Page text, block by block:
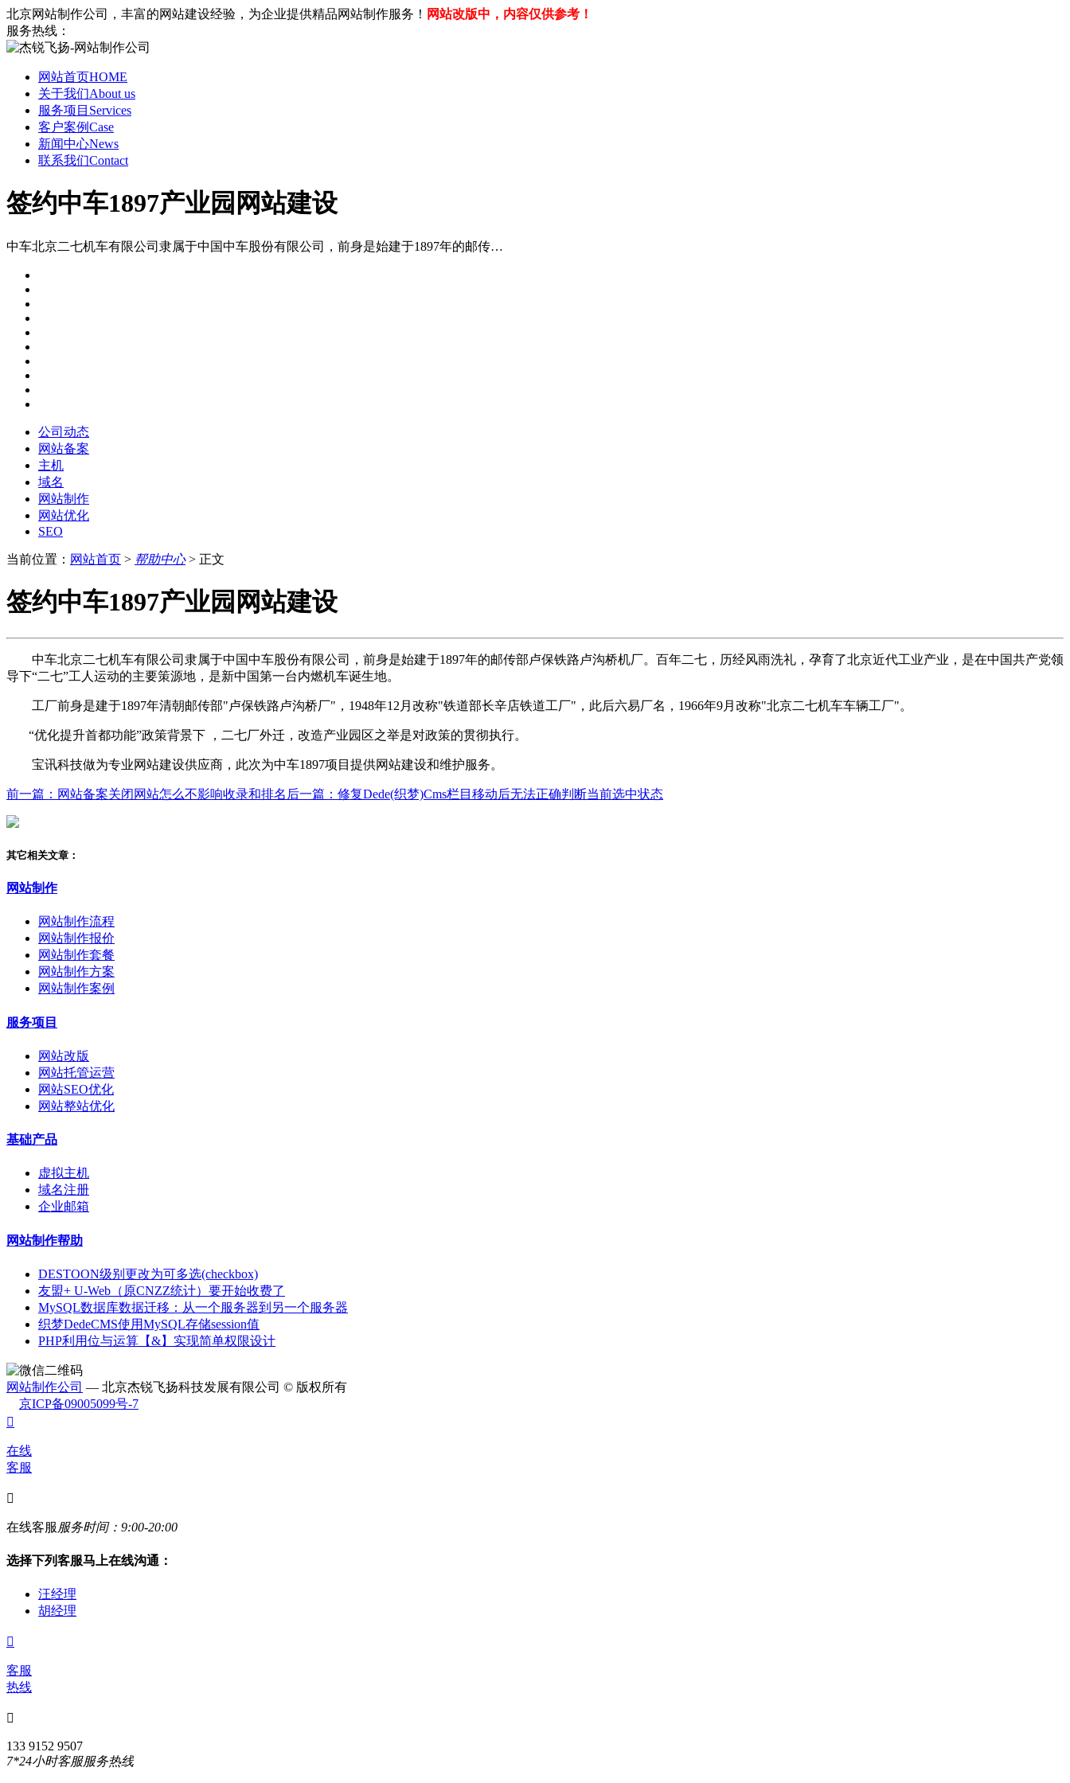
北京网站制作公司，丰富的网站建设经验，为企业提供精品网站制作服务！ 网站改版中，内容仅供参考！
服务热线：
网站首页HOME
关于我们About us
服务项目 Services
客户案例Case
新闻中心News
联系我们Contact
签约中车1897产业园网站建设
中车北京二七机车有限公司隶属于中国中车股份有限公司，前身是始建于1897年的邮传…
公司动态
网站备案
主机
域名
网站制作
网站优化
SEO
当前位置： 网站首页 > 帮助中心> 正文
签约中车1897产业园网站建设
中车北京二七机车有限公司隶属于中国中车股份有限公司，前身是始建于1897年的邮传部卢保铁路卢沟桥机厂。百年二七，历经风雨洗礼，孕育了北京近代工业产业，是在中国共产党领
导下“二七”工人运动的主要策源地，是新中国第一台内燃机车诞生地。
工厂前身是建于1897年清朝邮传部"卢保铁路卢沟桥厂"，1948年12月改称"铁道部长辛店铁道工厂"，此后六易厂名，1966年9月改称"北京二七机车车辆工厂"。
“优化提升首都功能”政策背景下 ，二七厂外迁，改造产业园区之举是对政策的贯彻执行。
宝讯科技做为专业网站建设供应商，此次为中车1897项目提供网站建设和维护服务。
前一篇：网站备案关闭网站怎么不影响收录和排名 后一篇：修复Dede(织梦)Cms栏目移动后无法正确判断当前选中状态
其它相关文章：
网站制作
网站制作流程
网站制作报价
网站制作套餐
网站制作方案
网站制作案例
服务项目
网站改版
网站托管运营
网站SEO优化
网站整站优化
基础产品
虚拟主机
域名注册
企业邮箱
网站制作帮助
DESTOON级别更改为可多选(checkbox)
友盟+ U-Web（原CNZZ统计）要开始收费了
MySQL数据库数据迁移：从一个服务器到另一个服务器
织梦DedeCMS使用MySQL存储session值
PHP利用位与运算【&】实现简单权限设计
网站制作公司 — 北京杰锐飞扬科技发展有限公司 © 版权所有
京ICP备09005099号-7

在线
客服

在线客服 服务时间：9:00-20:00
选择下列客服马上在线沟通：
汪经理
胡经理

客服
热线

133 9152 9507
7*24小时客服服务热线